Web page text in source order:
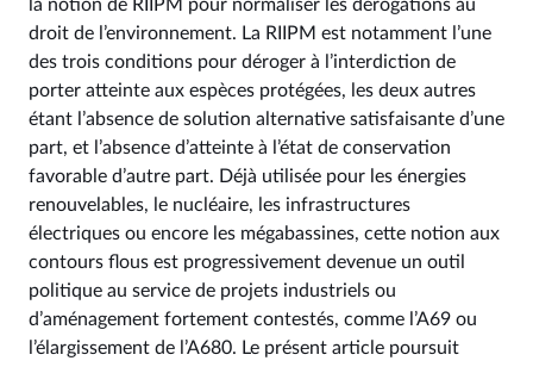
la notion de RIIPM pour normaliser les dérogations au
droit de l’environnement. La RIIPM est notamment l’une
des trois conditions pour déroger à l’interdiction de
porter atteinte aux espèces protégées, les deux autres
étant l’absence de solution alternative satisfaisante d’une
part, et l’absence d’atteinte à l’état de conservation
favorable d’autre part. Déjà utilisée pour les énergies
renouvelables, le nucléaire, les infrastructures
électriques ou encore les mégabassines, cette notion aux
contours flous est progressivement devenue un outil
politique au service de projets industriels ou
d’aménagement fortement contestés, comme l’A69 ou
l’élargissement de l’A680. Le présent article poursuit